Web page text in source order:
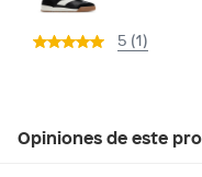
5 (1)
Opiniones de este